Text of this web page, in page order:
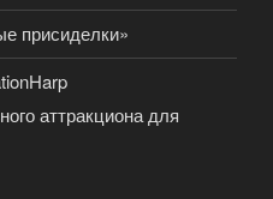
присиделки»
аттракциона для